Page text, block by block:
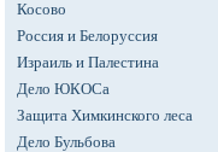
Косово
Россия и Белоруссия
Израиль и Палестина
Дело ЮКОСа
Защита Химкинского леса
Дело Бульбова